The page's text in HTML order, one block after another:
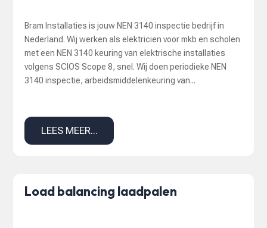
Bram Installaties is jouw NEN 3140 inspectie bedrijf in
Nederland. Wij werken als elektricien voor mkb en scholen
met een NEN 3140 keuring van elektrische installaties
volgens SCIOS Scope 8, snel. Wij doen periodieke NEN
3140 inspectie, arbeidsmiddelenkeuring van...
LEES MEER...
Load balancing laadpalen